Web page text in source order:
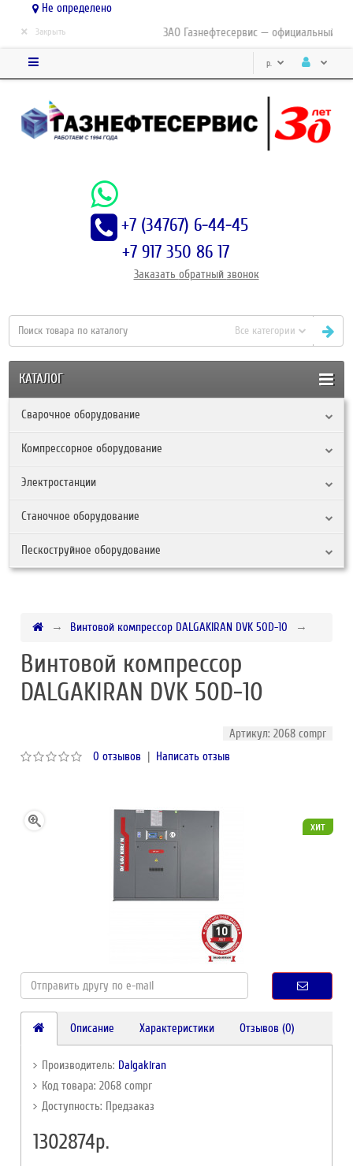
Не определено
ЗАО Газнефтесервис — официальный
× Закрыть
р.
+7 (34767) 6-44-45
+7 917 350 86 17
Заказать обратный звонок
Все категории
КАТАЛОГ
Сварочное оборудование
Компрессорное оборудование
Электростанции
Станочное оборудование
Пескоструйное оборудование
Винтовой компрессор DALGAKIRAN DVK 50D-10
Винтовой компрессор
DALGAKIRAN DVK 50D-10
Артикул: 2068 compr
0 отзывов | Написать отзыв
хит
Описание Характеристики Отзывов (0)
Производитель: Dalgakiran
Код товара: 2068 compr
Доступность: Предзаказ
1302874р.